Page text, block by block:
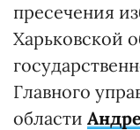
пресечения
Харьковской
Главного
области